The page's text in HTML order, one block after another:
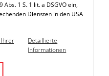
1 S. 1 lit. a DSGVO ein,
Diensten in den USA
Ihrer
Detaillierte
Informationen